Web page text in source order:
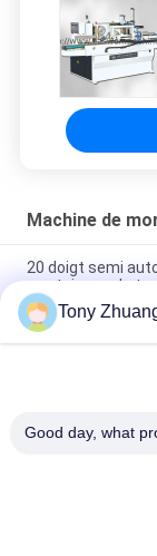
Machine de
20 doigt semi
mortaisage de
machine de
verticale de
doigt Shaper
Tony
Good day, what